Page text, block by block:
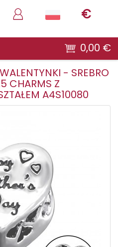
€
0,00 €
- SREBRO
CHARMS Z
A4S10080